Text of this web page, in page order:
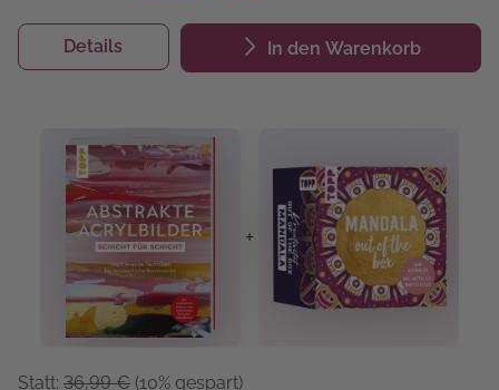
Details In den Warenkorb
+
Statt: 36,99 € (10% gespart)